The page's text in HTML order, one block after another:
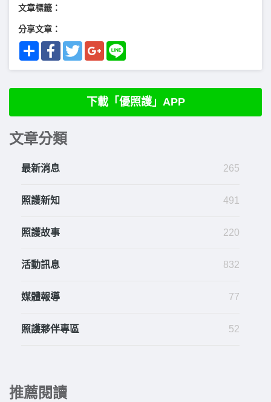
文章標籤：
分享文章：
Share FacebookTwitterGoogle+
下載「優照護」APP
文章分類
最新消息 265
照護新知 491
照護故事 220
活動訊息 832
媒體報導 77
照護夥伴專區 52
推薦閱讀